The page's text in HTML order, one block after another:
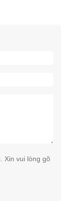
Xin vui lòng gõ